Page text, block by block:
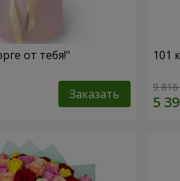
от тебя!"
Заказать
101
9 816